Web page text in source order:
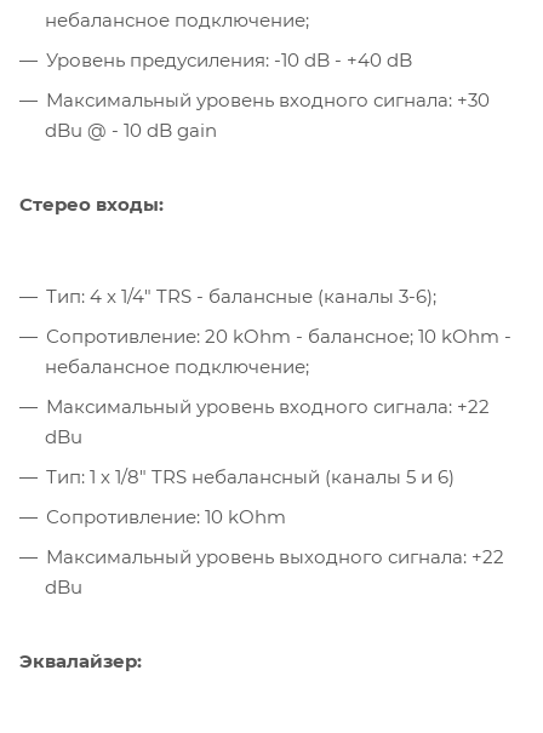
небалансное подключение;
Уровень предусиления: -10 dB - +40 dB
Максимальный уровень входного сигнала: +30
dBu @ - 10 dB gain
Стерео входы:
Тип: 4 x 1/4" TRS - балансные (каналы 3-6);
Сопротивление: 20 kOhm - балансное; 10 kOhm -
небалансное подключение;
Максимальный уровень входного сигнала: +22
dBu
Тип: 1 х 1/8" TRS небалансный (каналы 5 и 6)
Сопротивление: 10 kOhm
Максимальный уровень выходного сигнала: +22
dBu
Эквалайзер: